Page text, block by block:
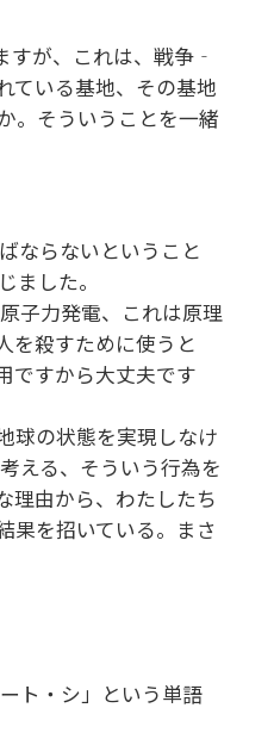
すが、これは、戦争‐
ている基地、その基地
。そういうことを一緒
ならないということ
じました。
子力発電、これは原理
を殺すために使うと
ですから大丈夫です
球の状態を実現しなけ
える、そういう行為を
理由から、わたしたち
果を招いている。まさ
ト・シ」という単語